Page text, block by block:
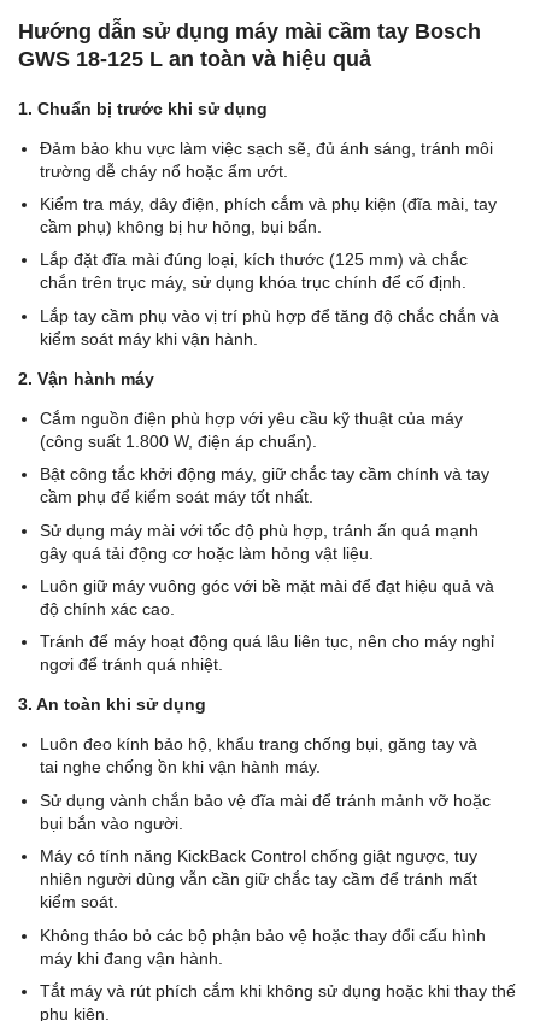
Hướng dẫn sử dụng máy mài cầm tay Bosch
GWS 18-125 L an toàn và hiệu quả
1. Chuẩn bị trước khi sử dụng
Đảm bảo khu vực làm việc sạch sẽ, đủ ánh sáng, tránh môi
trường dễ cháy nổ hoặc ẩm ướt.
Kiểm tra máy, dây điện, phích cắm và phụ kiện (đĩa mài, tay
cầm phụ) không bị hư hỏng, bụi bẩn.
Lắp đặt đĩa mài đúng loại, kích thước (125 mm) và chắc
chắn trên trục máy, sử dụng khóa trục chính để cố định.
Lắp tay cầm phụ vào vị trí phù hợp để tăng độ chắc chắn và
kiểm soát máy khi vận hành.
2. Vận hành máy
Cắm nguồn điện phù hợp với yêu cầu kỹ thuật của máy
(công suất 1.800 W, điện áp chuẩn).
Bật công tắc khởi động máy, giữ chắc tay cầm chính và tay
cầm phụ để kiểm soát máy tốt nhất.
Sử dụng máy mài với tốc độ phù hợp, tránh ấn quá mạnh
gây quá tải động cơ hoặc làm hỏng vật liệu.
Luôn giữ máy vuông góc với bề mặt mài để đạt hiệu quả và
độ chính xác cao.
Tránh để máy hoạt động quá lâu liên tục, nên cho máy nghỉ
ngơi để tránh quá nhiệt.
3. An toàn khi sử dụng
Luôn đeo kính bảo hộ, khẩu trang chống bụi, găng tay và
tai nghe chống ồn khi vận hành máy.
Sử dụng vành chắn bảo vệ đĩa mài để tránh mảnh vỡ hoặc
bụi bắn vào người.
Máy có tính năng KickBack Control chống giật ngược, tuy
nhiên người dùng vẫn cần giữ chắc tay cầm để tránh mất
kiểm soát.
Không tháo bỏ các bộ phận bảo vệ hoặc thay đổi cấu hình
máy khi đang vận hành.
Tắt máy và rút phích cắm khi không sử dụng hoặc khi thay thế
phụ kiện.